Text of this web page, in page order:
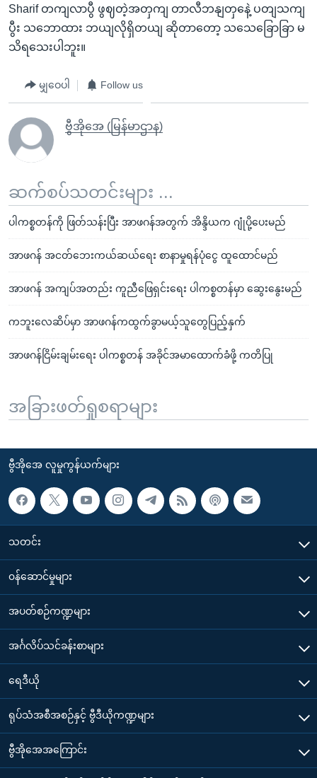
Sharif တကျလာပွီ ဖွဈတဲ့အတှကျ တာလီဘနျတှနေဲ့ ပတျသကျ
ပွီး သဘောထား ဘယျလိုရှိတယျ ဆိုတာတော့ သသေခြောခြာ မ
သိရသေးပါဘူး။
မျှဝေပါ Follow us
ဗွီအိုအေ (မြန်မာဌာန)
ဆက်စပ်သတင်းများ ...
ပါကစ္စတန်ကို ဖြတ်သန်းပြီး အာဖဂန်အတွက် အိန္ဒိယက ဂျုံပို့ပေးမည်
အာဖဂန် အငတ်ဘေးကယ်ဆယ်ရေး စာနာမှုရန်ပုံငွေ ထူထောင်မည်
အာဖဂန် အကျပ်အတည်း ကူညီဖြေရှင်းရေး ပါကစ္စတန်မှာ ဆွေးနွေးမည်
ကဘူးလေဆိပ်မှာ အာဖဂန်ကထွက်ခွာမယ့်သူတွေပြည့်နှက်
အာဖဂန်ငြိမ်းချမ်းရေး ပါကစ္စတန် အခိုင်အမာထောက်ခံဖို့ ကတိပြု
အခြားဖတ်ရှုစရာများ
ဗွီအိုအေ လူမှုကွန်ယက်များ
သတင်း
၀န်ဆောင်မှုများ
အပတ်စဉ်ကဏ္ဍများ
အင်္ဂလိပ်သင်ခန်းစာများ
ရေဒီယို
ရုပ်သံအစီအစဉ်နှင့် ဗွီဒီယိုကဏ္ဍများ
ဗွီအိုအေအကြောင်း